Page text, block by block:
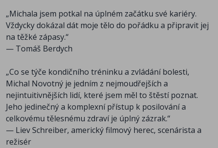
— Tomáš Kyzlink, basketbalista českého národního
týmu
„Michale, díky, že tu pro mě jste!“
Garros 2023
„Michal Novotný má obrovský dar rozpoznat, kde je
problém... Pro mě je dar z nebes.“
— Michal David, zpěvák a skladatel
„Michala jsem potkal na úplném začátku své kariéry.
Vždycky dokázal dát moje tělo do pořádku a připravit jej
na těžké zápasy.“
— Tomáš Berdych
„Co se týče kondičního tréninku a zvládání bolesti,
Michal Novotný je jedním z nejmoudřejších a
nejintuitivnějších lidí, které jsem měl to štěstí poznat.
Jeho jedinečný a komplexní přístup k posilování a
celkovému tělesnému zdraví je úplný zázrak.“
— Liev Schreiber, americký filmový herec, scenárista a
režisér